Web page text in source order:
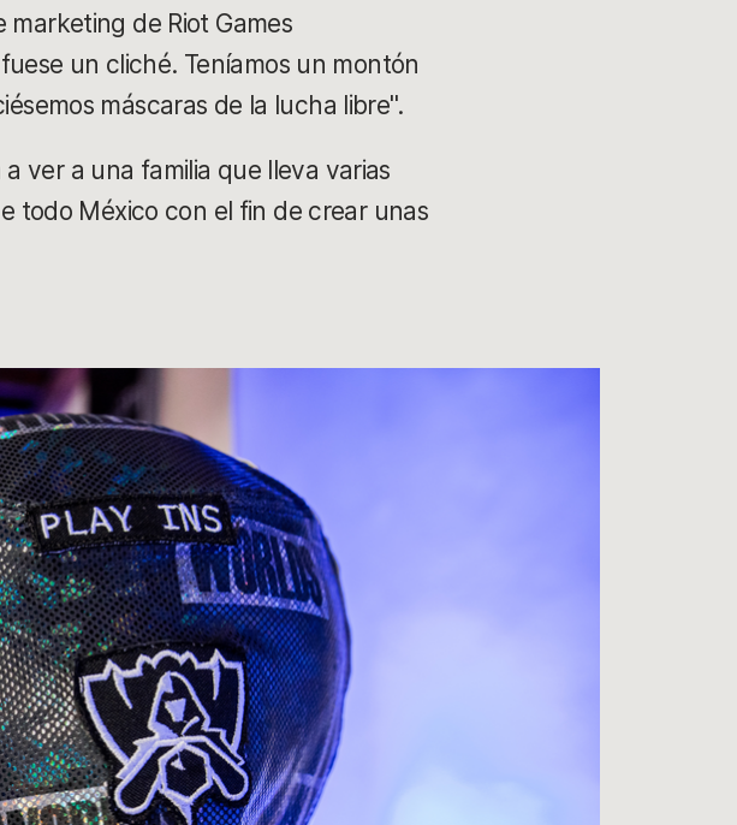
de Riot Games
un cliché. Teníamos un montón
máscaras de la lucha libre".
ver a una familia que lleva varias
todo México con el fin de crear unas